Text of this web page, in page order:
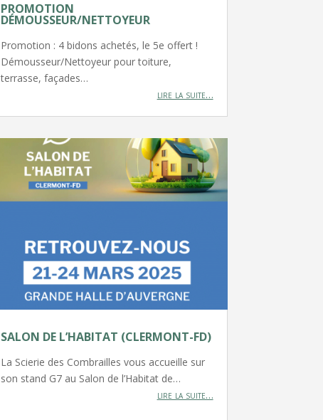
PROMOTION
DÉMOUSSEUR/NETTOYEUR
Promotion : 4 bidons achetés, le 5e offert !
Démousseur/Nettoyeur pour toiture,
terrasse, façades…
lire la suite…
SALON DE L’HABITAT (CLERMONT-FD)
La Scierie des Combrailles vous accueille sur
son stand G7 au Salon de l’Habitat de…
lire la suite…